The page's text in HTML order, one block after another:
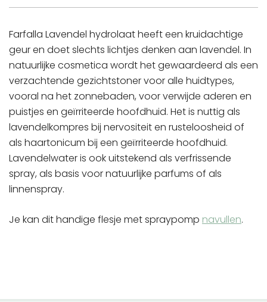
Farfalla Lavendel hydrolaat heeft een kruidachtige
geur en doet slechts lichtjes denken aan lavendel. In
natuurlijke cosmetica wordt het gewaardeerd als een
verzachtende gezichtstoner voor alle huidtypes,
vooral na het zonnebaden, voor verwijde aderen en
puistjes en geïrriteerde hoofdhuid. Het is nuttig als
lavendelkompres bij nervositeit en rusteloosheid of
als haartonicum bij een geïrriteerde hoofdhuid.
Lavendelwater is ook uitstekend als verfrissende
spray, als basis voor natuurlijke parfums of als
linnenspray.
Je kan dit handige flesje met spraypomp navullen.